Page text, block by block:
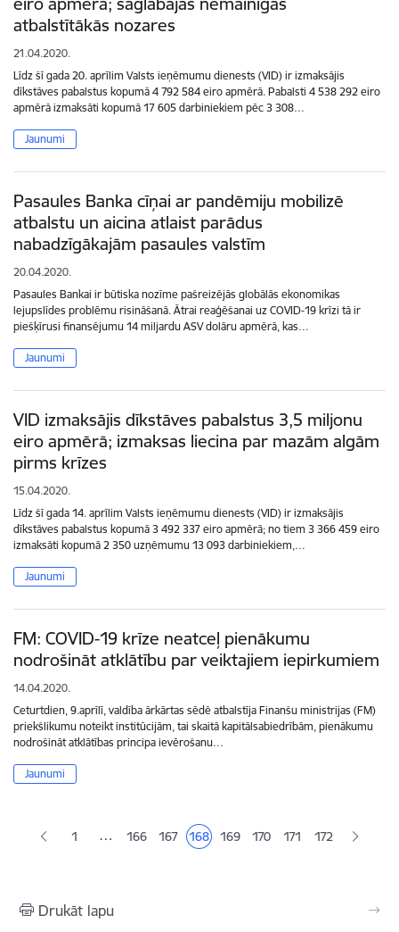
atbalstītākās nozares
21.04.2020.
Līdz šī gada 20. aprīlim Valsts ieņēmumu dienests (VID) ir izmaksājis
dīkstāves pabalstus kopumā 4 792 584 eiro apmērā. Pabalsti 4 538 292 eiro
apmērā izmaksāti kopumā 17 605 darbiniekiem pēc 3 308…
Jaunumi
Pasaules Banka cīņai ar pandēmiju mobilizē
atbalstu un aicina atlaist parādus
nabadzīgākajām pasaules valstīm
20.04.2020.
Pasaules Bankai ir būtiska nozīme pašreizējās globālās ekonomikas
lejupslīdes problēmu risināšanā. Ātrai reaģēšanai uz COVID-19 krīzi tā ir
piešķīrusi finansējumu 14 miljardu ASV dolāru apmērā, kas…
Jaunumi
VID izmaksājis dīkstāves pabalstus 3,5 miljonu
eiro apmērā; izmaksas liecina par mazām algām
pirms krīzes
15.04.2020.
Līdz šī gada 14. aprīlim Valsts ieņēmumu dienests (VID) ir izmaksājis
dīkstāves pabalstus kopumā 3 492 337 eiro apmērā; no tiem 3 366 459 eiro
izmaksāti kopumā 2 350 uzņēmumu 13 093 darbiniekiem,…
Jaunumi
FM: COVID-19 krīze neatceļ pienākumu
nodrošināt atklātību par veiktajiem iepirkumiem
14.04.2020.
Ceturtdien, 9.aprīlī, valdība ārkārtas sēdē atbalstīja Finanšu ministrijas (FM)
priekšlikumu noteikt institūcijām, tai skaitā kapitālsabiedrībām, pienākumu
nodrošināt atklātības principa ievērošanu…
Jaunumi
1 … Lapa
166 Lapa
167 Pašreizējā lapa
168 Lapa
169 Lapa
170 Lapa
171 172
Drukāt lapu